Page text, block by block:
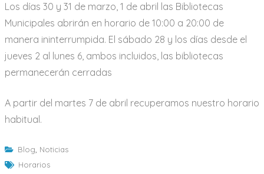
Los días 30 y 31 de marzo, 1 de abril las Bibliotecas
Municipales abrirán en horario de 10:00 a 20:00 de
manera ininterrumpida. El sábado 28 y los días desde el
jueves 2 al lunes 6, ambos incluidos, las bibliotecas
permanecerán cerradas
A partir del martes 7 de abril recuperamos nuestro horario
habitual.
Blog Noticias
Horarios